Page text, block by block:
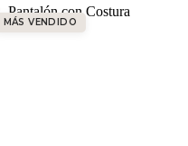
MÁS VENDIDO